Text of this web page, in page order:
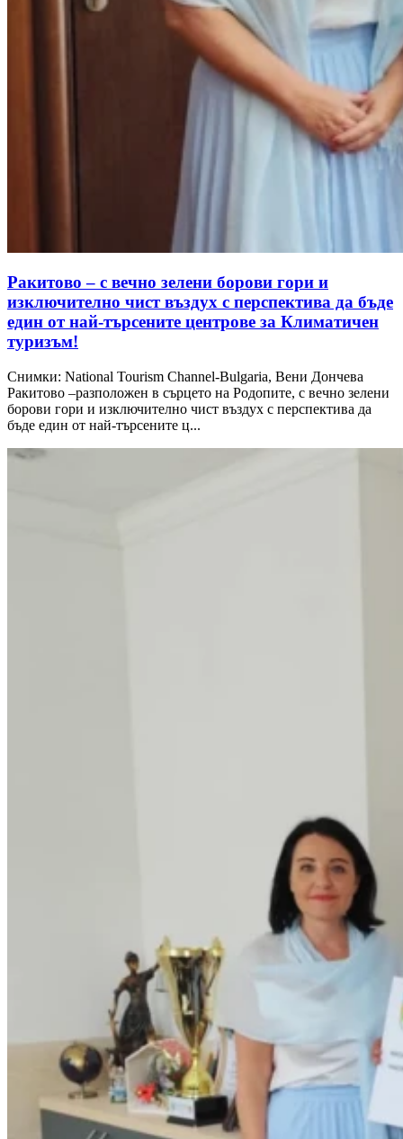
Ракитово – с вечно зелени борови гори и
изключително чист въздух с перспектива да бъде
един от най-търсените центрове за Климатичен
туризъм!
Снимки: National Tourism Channel-Bulgaria, Вени Дончева
Ракитово –разположен в сърцето на Родопите, с вечно зелени
борови гори и изключително чист въздух с перспектива да
бъде един от най-търсените ц...